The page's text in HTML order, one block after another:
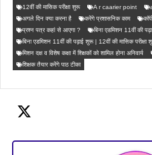
12वीं की मासिक परीक्षा शुरू
A r caarier point
अगले दिन क्या करना है
करेंगे प्रशासनिक काम
प्रश्न पत्र कहां से आएगा ?
बिना एडमिशन 11वीं की
बिना एडमिशन 11वीं की पढ़ाई शुरू | 12वीं की मासिक परीक्षा
मिशन दक्ष व विशेष कक्षा में शिक्षकों को शामिल होना अनिवार्य
शिक्षक तैयार करेंगे पाठ टीका